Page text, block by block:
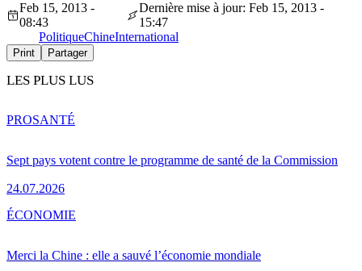
Feb 15, 2013 -
08:43
Dernière mise à jour: Feb 15, 2013 -
15:47
PolitiqueChineInternational
Print Partager
LES PLUS LUS
Sept pays votent contre le programme de santé de la Commission
24.07.2026
PROSANTÉ
Merci la Chine : elle a sauvé l’économie mondiale
ÉCONOMIE